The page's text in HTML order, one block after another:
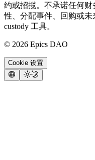
约或招揽。不承诺任何
性、分配事件、回购或
custody 工具。
© 2026 Epics DAO
Cookie 设置